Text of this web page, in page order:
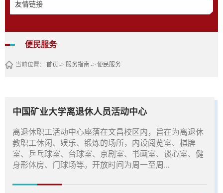
友情链接
便民服务
当前位置： 首页 -> 服务指南 -> 便民服务
中国矿业大学离退休人员活动中心
离退休职工活动中心座落在文昌校区内，旨在为离退休
教职工休闲、娱乐、锻炼的场所，内设阅览室、棋牌
室、乒乓球室、台球室、京剧室、书画室、谈心室、健
身形体房、门球场等。开放时间为周一至周...